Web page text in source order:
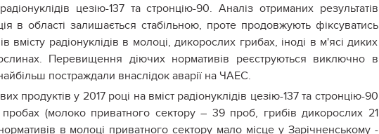
цезію-137 та стронцію-90. Аналіз отриманих результатів
в області залишається стабільною, проте продовжують фіксуватись
вмісту радіонуклідів в молоці, дикорослих грибах, іноді в м'ясі диких
Перевищення діючих нормативів реєструються виключно в
постраждали внаслідок аварії на ЧАЕС.
продуктів у 2017 році на вміст радіонуклідів цезію-137 та стронцію-90
(молоко приватного сектору – 39 проб, грибів дикорослих 21
в молоці приватного сектору мало місце у Зарічненському -